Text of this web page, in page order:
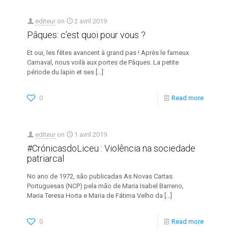
editeur on 2 avril 2019
Pâques: c’est quoi pour vous ?
Et oui, les fêtes avancent à grand pas ! Après le fameux
Carnaval, nous voilà aux portes de Pâques. La petite
période du lapin et ses […]
0 Read more
editeur on 1 avril 2019
#CrónicasdoLiceu : Violência na sociedade
patriarcal
No ano de 1972, são publicadas As Novas Cartas
Portuguesas (NCP) pela mão de Maria Isabel Barreno,
Maria Teresa Horta e Maria de Fátima Velho da […]
0 Read more